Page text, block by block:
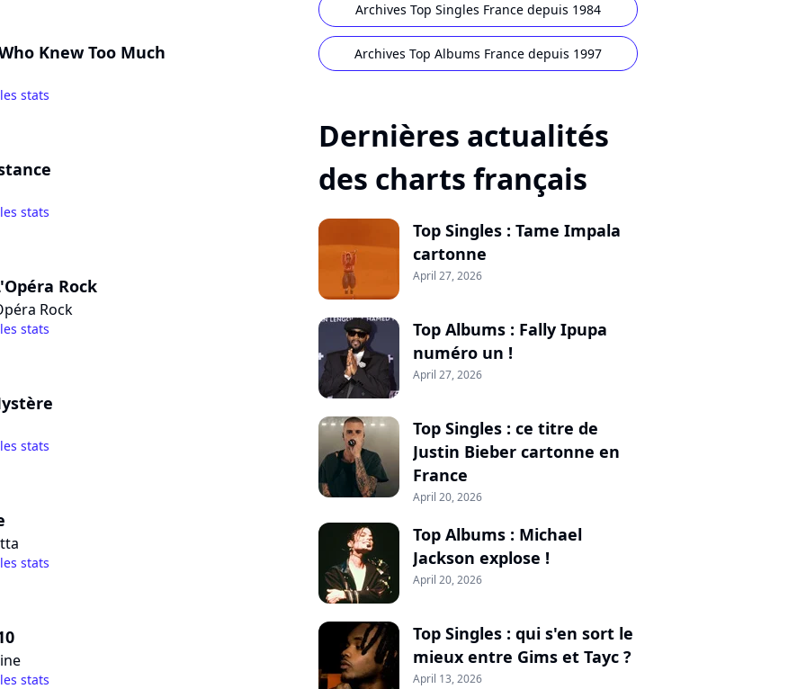
Knew Too Much
stats
stats
Rock
Rock
stats
stats
stats
stats
Archives Top Singles France depuis 1984
Archives Top Albums France depuis 1997
Dernières actualités
des charts français
Top Singles : Tame Impala
cartonne
April 27, 2026
Top Albums : Fally Ipupa
numéro un !
April 27, 2026
Top Singles : ce titre de
Justin Bieber cartonne en
France
April 20, 2026
Top Albums : Michael
Jackson explose !
April 20, 2026
Top Singles : qui s'en sort le
mieux entre Gims et Tayc ?
April 13, 2026